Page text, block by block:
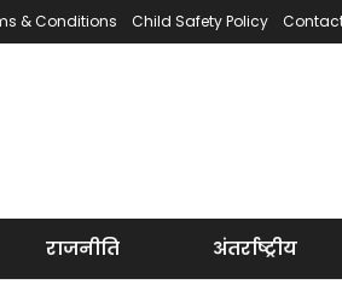
& Conditions Child Safety Policy
राजनीति अंतर्राष्ट्रीय